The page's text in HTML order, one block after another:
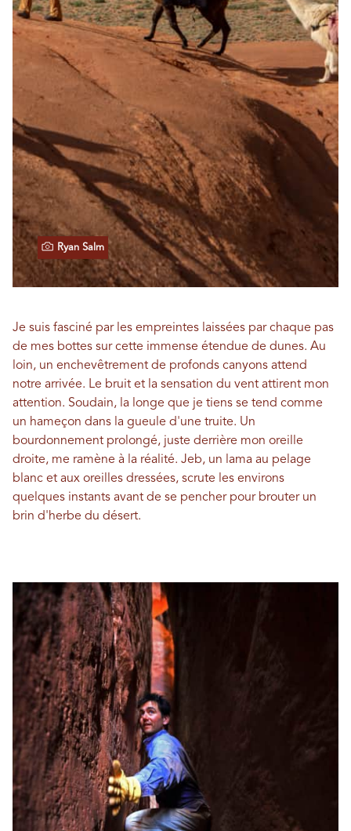
Ryan Salm
Je suis fasciné par les empreintes laissées par chaque pas
de mes bottes sur cette immense étendue de dunes. Au
loin, un enchevêtrement de profonds canyons attend
notre arrivée. Le bruit et la sensation du vent attirent mon
attention. Soudain, la longe que je tiens se tend comme
un hameçon dans la gueule d'une truite. Un
bourdonnement prolongé, juste derrière mon oreille
droite, me ramène à la réalité. Jeb, un lama au pelage
blanc et aux oreilles dressées, scrute les environs
quelques instants avant de se pencher pour brouter un
brin d'herbe du désert.